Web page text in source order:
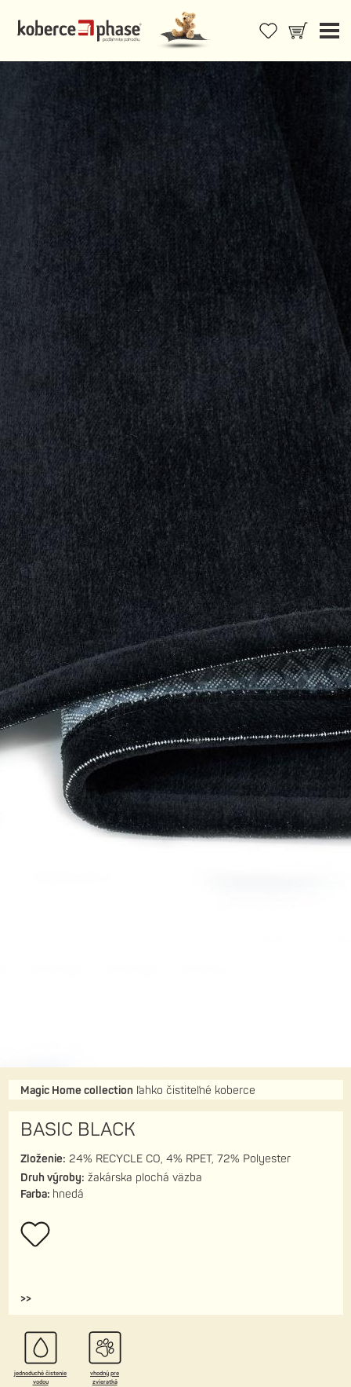
Magic Home collection ľahko čistiteľné koberce
BASIC BLACK
Zloženie: 24% RECYCLE CO, 4% RPET, 72% Polyester
Druh výroby: žakárska plochá väzba
Farba: hnedá
>>
jednoduché čistenie
vodou
vhodný pre
zvieratká